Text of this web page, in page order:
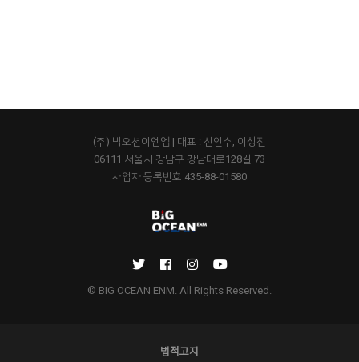
(주) 빅오션이엔엠 | 대표 : 신인수, 이성진
06111 서울시 강남구 강남대로128길 73
사업자 등록번호 435-88-01580
© BIG OCEAN ENM. All Rights Reserved.
법적고지